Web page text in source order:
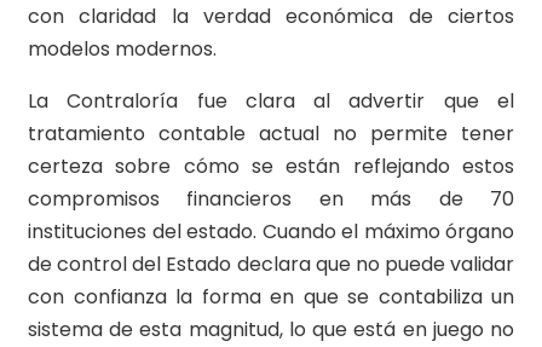
con claridad la verdad económica de ciertos
modelos modernos.
La Contraloría fue clara al advertir que el
tratamiento contable actual no permite tener
certeza sobre cómo se están reflejando estos
compromisos financieros en más de 70
instituciones del estado. Cuando el máximo órgano
de control del Estado declara que no puede validar
con confianza la forma en que se contabiliza un
sistema de esta magnitud, lo que está en juego no